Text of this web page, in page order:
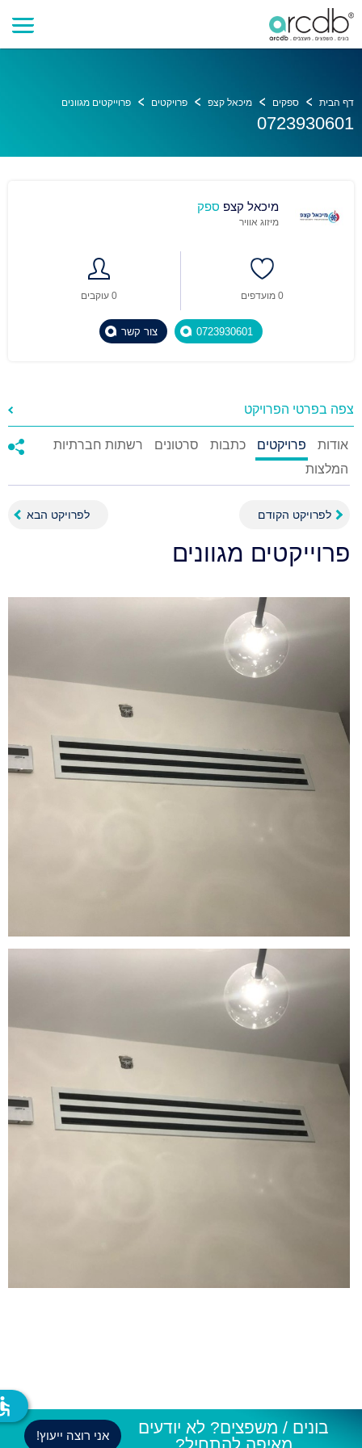
דף הבית ספקים מיכאל קצפ פרויקטים פרוייקטים מגוונים
0723930601
מיכאל קצפ ספק
מיזוג אוויר
0 עוקבים 0 מועדפים
צור קשר 0723930601
צפה בפרטי הפרויקט
אודות פרויקטים כתבות סרטונים
רשתות חברתיות
המלצות
לפרויקט הקודם לפרויקט הבא
פרוייקטים מגוונים
בונים / משפצים? לא יודעים
אני רוצה ייעוץ!